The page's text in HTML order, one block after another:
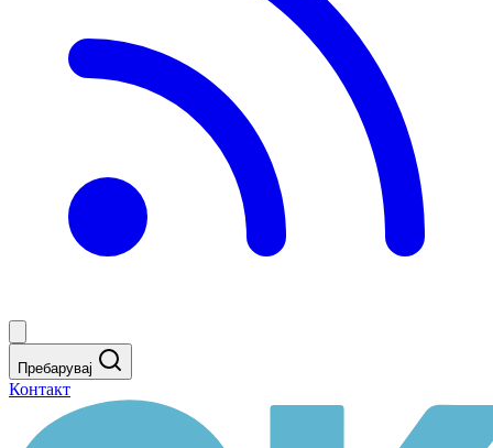
Пребарувај
Контакт